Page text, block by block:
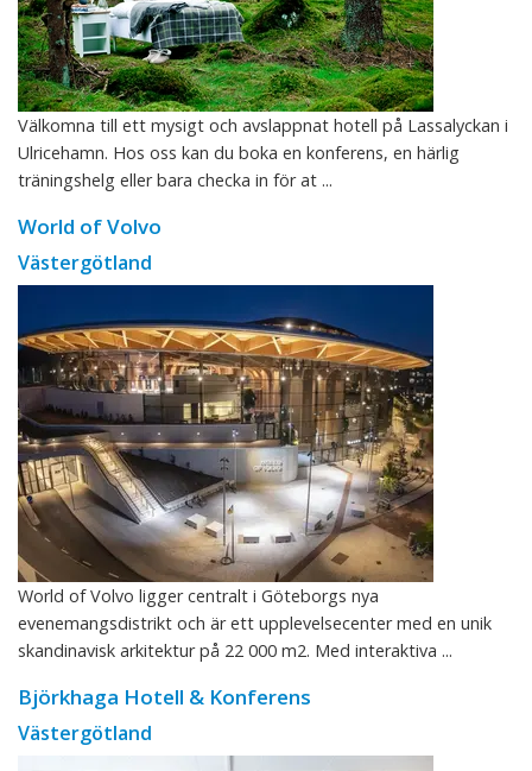
Välkomna till ett mysigt och avslappnat hotell på Lassalyckan i
Ulricehamn. Hos oss kan du boka en konferens, en härlig
träningshelg eller bara checka in för at ...
World of Volvo
Västergötland
World of Volvo ligger centralt i Göteborgs nya
evenemangsdistrikt och är ett upplevelsecenter med en unik
skandinavisk arkitektur på 22 000 m2. Med interaktiva ...
Björkhaga Hotell & Konferens
Västergötland